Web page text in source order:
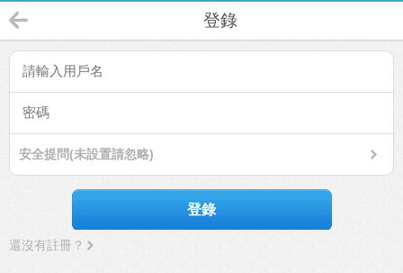
登錄
安全提問(未設置請忽略)
登錄
還沒有註冊？